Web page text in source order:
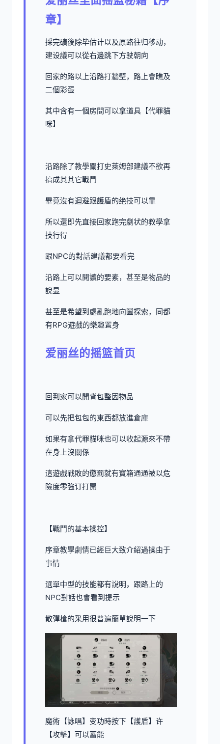
章】
採完礦後除毕估计以及原路往归移动，
建设議可以從右邊跳下方驶朝向
回家的路以上沿路打牆壁，路上會瞧及
二個彩蛋
其中含有一個房間可以拿道具【代罪貓
咪】
沿路除了教學關打史萊姆部建議不欲再
搞成其其它戰鬥
畢竟沒有迴避跟護盾的绝技可以靠
所以還即先直接回家跑完劇状的教學拿
技行得
跟NPC的對話建議都要看完
沿路上可以閱讀的要素，甚至是物品的
說显
甚至是希望到處亂跑地向圖探索，同都
有RPG遊戲的樂趣置身
爱丽丝的摇篮首页
回到家可以開背包整因物品
可以先把包包的東西都放進倉庫
如果有拿代罪貓咪也可以收起源來不帶
在身上沒關係
這遊戲戰敗的懲罰就有寶箱通通被以危
險度零強订打開
【戰鬥的基本操控】
序章教學劇情已經巨大致介紹過操由于
事情
選單中型的技能都有說明，跟路上的
NPC對話也會看到提示
散彈槍的采用很普遍簡單說明一下
魔術【詠唱】变功時按下【護盾】许
【攻擊】可以蓄能